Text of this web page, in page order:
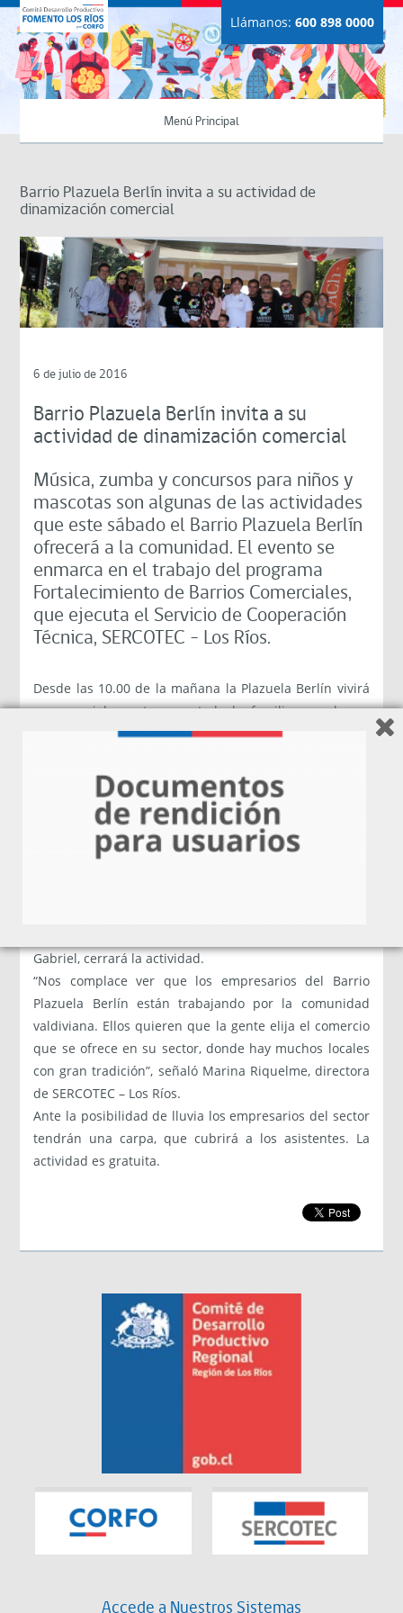
Llámanos: 600 898 0000
Menú Principal
Barrio Plazuela Berlín invita a su actividad de
dinamización comercial
6 de julio de 2016
Barrio Plazuela Berlín invita a su
actividad de dinamización comercial
Música, zumba y concursos para niños y
mascotas son algunas de las actividades
que este sábado el Barrio Plazuela Berlín
ofrecerá a la comunidad. El evento se
enmarca en el trabajo del programa
Fortalecimiento de Barrios Comerciales,
que ejecuta el Servicio de Cooperación
Técnica, SERCOTEC – Los Ríos.
Desde las 10.00 de la mañana la Plazuela Berlín vivirá
un especial evento para toda la familia, que busca
activar este tradicional espacio comercial valdiviano.
la gente sepa quiénes somos y en qué estamos. Por
eso tendremos muchas cosas entretenidas para que
todos vivan una mañana agradable”, comentó Mauricio
Baeza, presidente de la flamante Asociación de
Gabriel, cerrará la actividad.
“Nos complace ver que los empresarios del Barrio
Plazuela Berlín están trabajando por la comunidad
valdiviana. Ellos quieren que la gente elija el comercio
que se ofrece en su sector, donde hay muchos locales
con gran tradición”, señaló Marina Riquelme, directora
de SERCOTEC – Los Ríos.
Ante la posibilidad de lluvia los empresarios del sector
tendrán una carpa, que cubrirá a los asistentes. La
actividad es gratuita.
Accede a Nuestros Sistemas